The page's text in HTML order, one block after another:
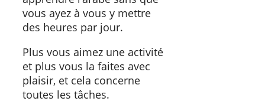
vous ayez à vous y mettre
des heures par jour.
Plus vous aimez une activité
et plus vous la faites avec
plaisir, et cela concerne
toutes les tâches.